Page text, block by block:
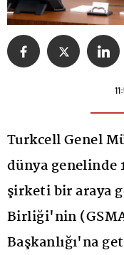
Turkcell Genel
dünya genelinde
şirketi bir araya
Birliği'nin
Başkanlığı'na